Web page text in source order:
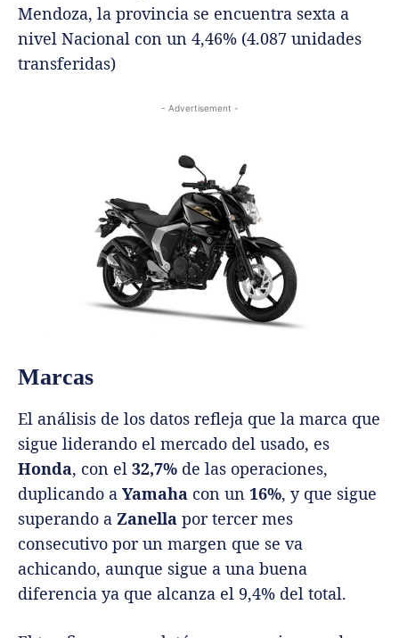
Mendoza, la provincia se encuentra sexta a
nivel Nacional con un 4,46% (4.087 unidades
transferidas)
- Advertisement -
Marcas
El análisis de los datos refleja que la marca que
sigue liderando el mercado del usado, es
Honda, con el 32,7% de las operaciones,
duplicando a Yamaha con un 16%, y que sigue
superando a Zanella por tercer mes
consecutivo por un margen que se va
achicando, aunque sigue a una buena
diferencia ya que alcanza el 9,4% del total.